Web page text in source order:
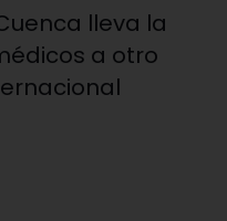
lleva la
a otro